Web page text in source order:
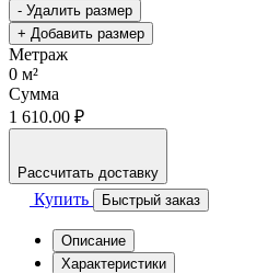
- Удалить размер
+ Добавить размер
Метраж
0 м²
Сумма
1 610.00 ₽
Рассчитать доставку
Купить Быстрый заказ
Описание
Характеристики